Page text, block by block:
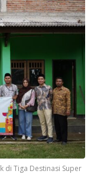
di Tiga Destinasi Super